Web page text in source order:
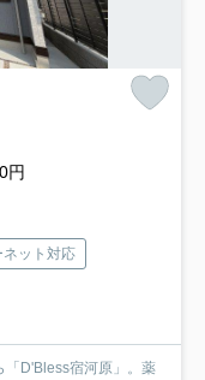
円
ネット対応
「D'Bless宿河原」。薬